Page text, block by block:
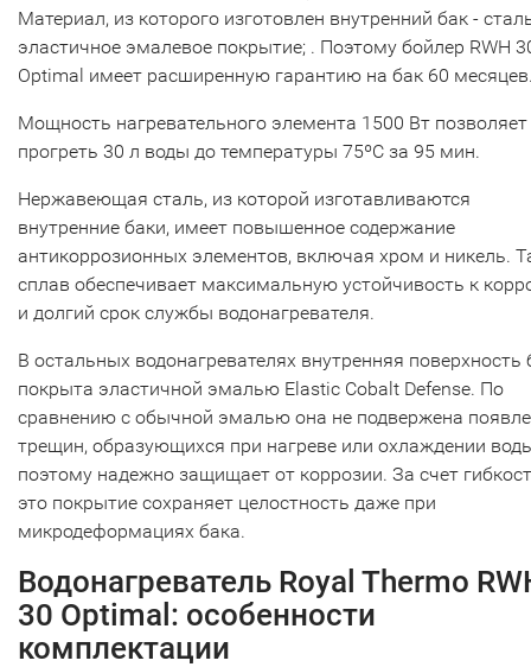
Материал, из которого изготовлен внутренний бак -
эластичное эмалевое покрытие; . Поэтому бойлер RWH
Optimal имеет расширенную гарантию на бак 60
Мощность нагревательного элемента 1500 Вт позволяет
прогреть 30 л воды до температуры 75ºС за 95 мин.
Нержавеющая сталь, из которой изготавливаются
внутренние баки, имеет повышенное содержание
антикоррозионных элементов, включая хром и никель.
сплав обеспечивает максимальную устойчивость к
и долгий срок службы водонагревателя.
В остальных водонагревателях внутренняя поверхность
покрыта эластичной эмалью Elastic Cobalt Defense. По
сравнению с обычной эмалью она не подвержена
трещин, образующихся при нагреве или охлаждении
поэтому надежно защищает от коррозии. За счет
это покрытие сохраняет целостность даже при
микродеформациях бака.
Водонагреватель Royal Thermo
30 Optimal: особенности
комплектации